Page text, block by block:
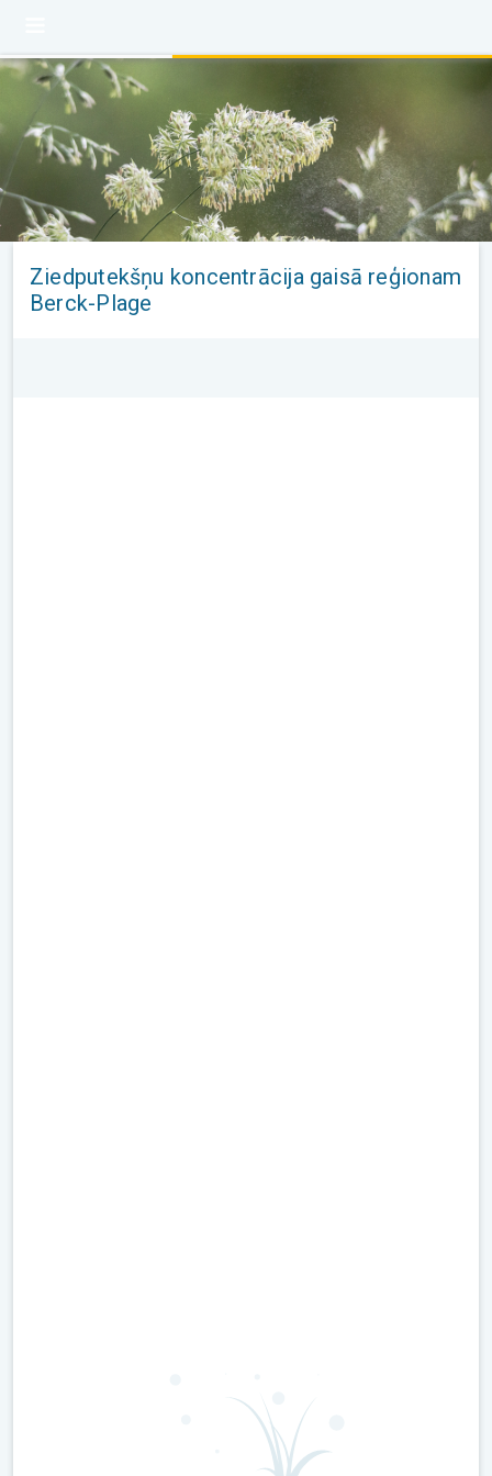
Ziedputekšņu koncentrācija gaisā reģionam
Berck-Plage